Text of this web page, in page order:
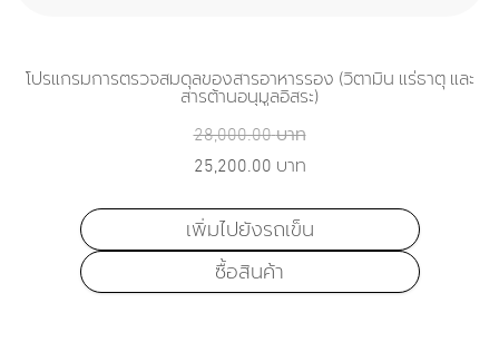
โปรแกรมการตรวจสมดุลของสารอาหารรอง (วิตามิน แร่ธาตุ และ
สารต้านอนุมูลอิสระ)
28,000.00 บาท
25,200.00 บาท
เพิ่มไปยังรถเข็น
ซื้อสินค้า